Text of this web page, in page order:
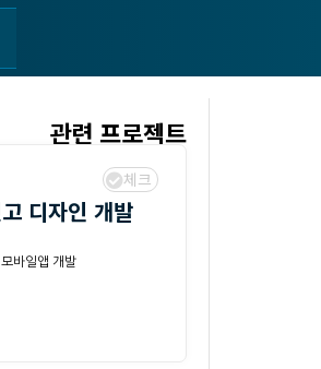
관련 프로젝트
체크
디자인 개발
바일앱 개발